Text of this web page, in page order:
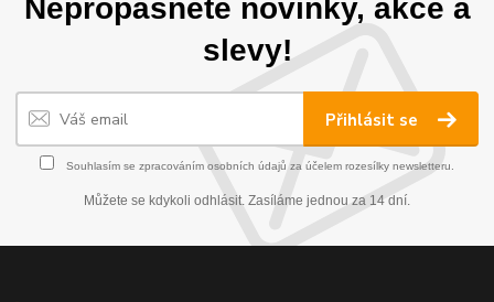
Nepropásněte novinky, akce a
slevy!
Přihlásit se
Souhlasím se zpracováním osobních údajů za účelem rozesílky newsletteru.
Můžete se kdykoli odhlásit. Zasíláme jednou za 14 dní.